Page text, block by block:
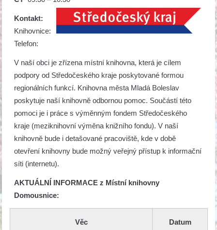
Kontakt:
Knihovnice:
Telefon:
V naší obci je zřízena místní knihovna, která je cílem
podpory od Středočeského kraje poskytované formou
regionálních funkcí. Knihovna města Mladá Boleslav
poskytuje naší knihovně odbornou pomoc. Součástí této
pomoci je i práce s výměnným fondem Středočeského
kraje (meziknihovní výměna knižního fondu). V naší
knihovně bude i detašované pracoviště, kde v době
otevření knihovny bude možný veřejný přístup k informační
síti (internetu).
AKTUÁLNÍ INFORMACE z Místní knihovny
Domousnice:
Věc
Datum